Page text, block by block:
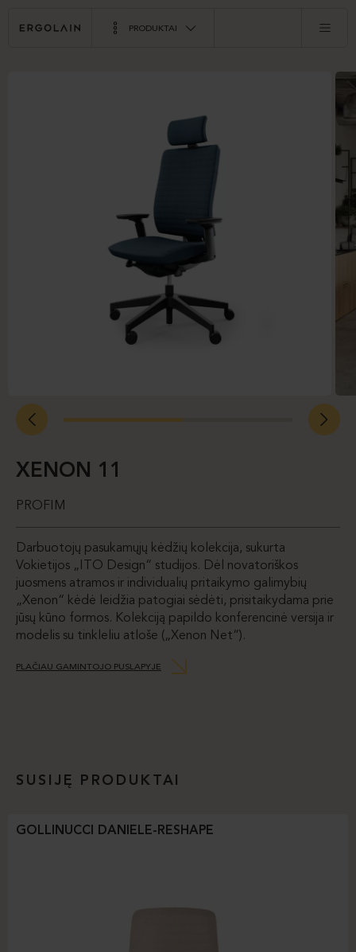
PRODUKTAI
XENON 11
PROFIM
Darbuotojų pasukamųjų kėdžių kolekcija, sukurta
Vokietijos „ITO Design“ studijos. Dėl novatoriškos
juosmens atramos ir individualių pritaikymo galimybių
„Xenon“ kėdė leidžia patogiai sėdėti, prisitaikydama prie
jūsų kūno formos. Kolekciją papildo konferencinė versija ir
modelis su tinkleliu atloše („Xenon Net“).
PLAČIAU GAMINTOJO PUSLAPYJE
SUSIJĘ PRODUKTAI
GOLLINUCCI DANIELE-RESHAPE